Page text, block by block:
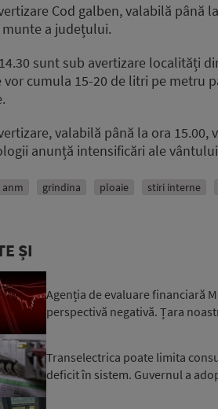
Cod galben, valabilă până
a județului.
sunt sub avertizare localități
vor cumula 15-20 de litri pe metru
valabilă până la ora
anunță intensificări ale
anm grindina ploaie stiri interne
ȘI
Agenția de evaluare financiară
perspectivă negativă. Țara
Transelectrica poate limita
deficit în sistem. Guvernul a